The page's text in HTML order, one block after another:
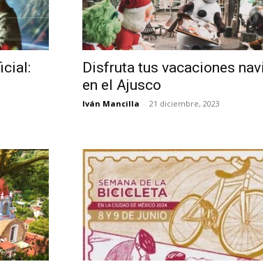
Disfruta tus vacaciones
en el Ajusco
Iván Mancilla - 21 diciembre, 2023